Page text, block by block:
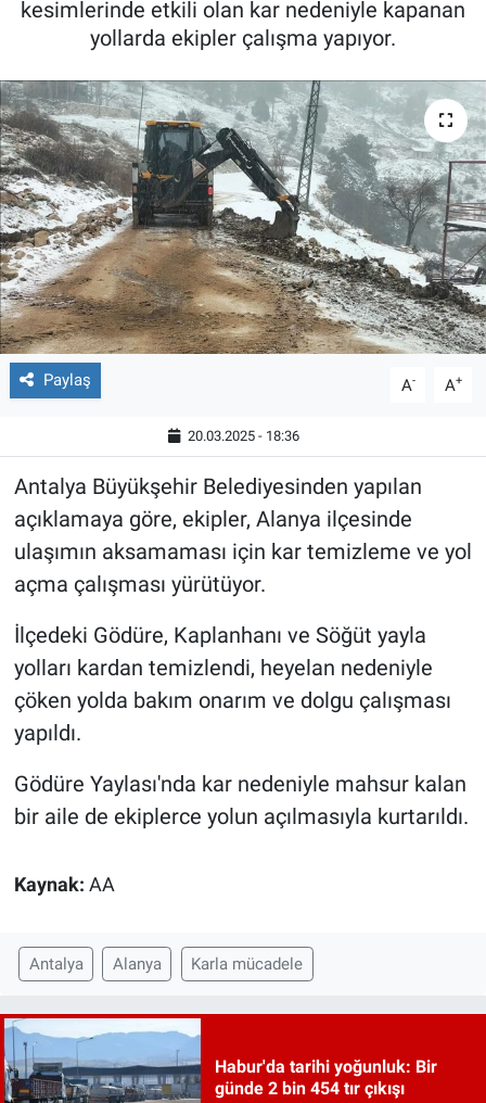
kesimlerinde etkili olan kar nedeniyle kapanan
yollarda ekipler çalışma yapıyor.
Paylaş A- A+
20.03.2025 - 18:36
Antalya Büyükşehir Belediyesinden yapılan
açıklamaya göre, ekipler, Alanya ilçesinde
ulaşımın aksamaması için kar temizleme ve yol
açma çalışması yürütüyor.
İlçedeki Gödüre, Kaplanhanı ve Söğüt yayla
yolları kardan temizlendi, heyelan nedeniyle
çöken yolda bakım onarım ve dolgu çalışması
yapıldı.
Gödüre Yaylası'nda kar nedeniyle mahsur kalan
bir aile de ekiplerce yolun açılmasıyla kurtarıldı.
Kaynak: AA
Antalya Alanya Karla mücadele
Habur'da tarihi yoğunluk: Bir
günde 2 bin 454 tır çıkışı